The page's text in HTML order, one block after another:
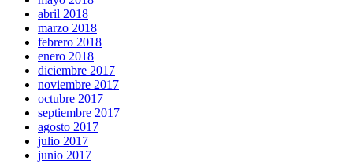
abril 2018
marzo 2018
febrero 2018
enero 2018
diciembre 2017
noviembre 2017
octubre 2017
septiembre 2017
agosto 2017
julio 2017
junio 2017